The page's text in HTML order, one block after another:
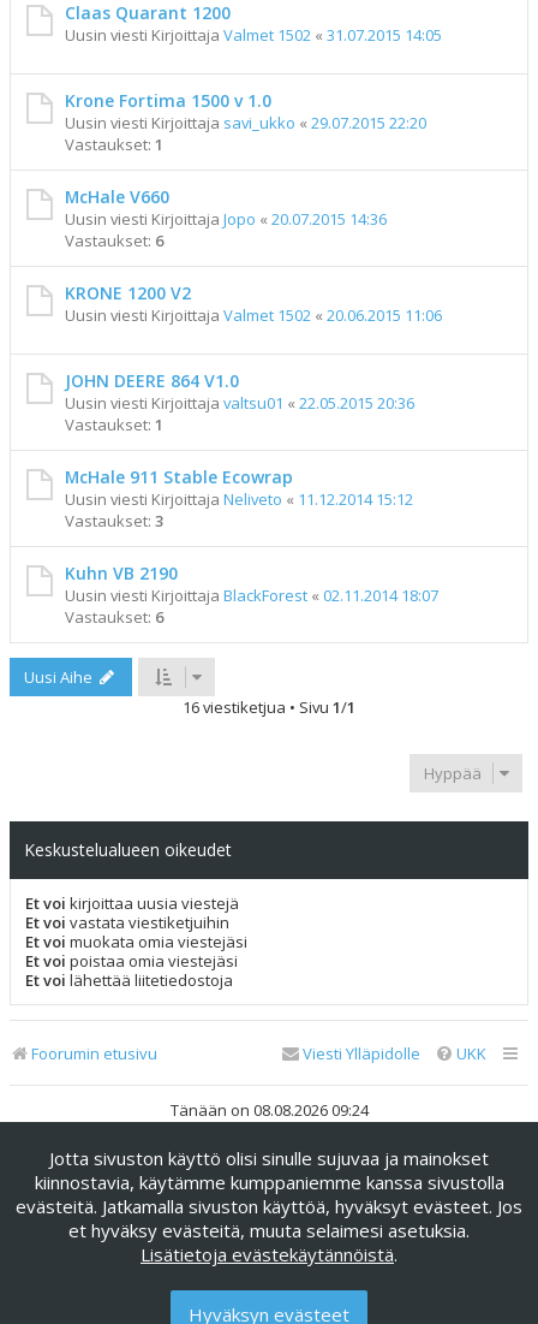
Claas Quarant 1200
Uusin viesti Kirjoittaja Valmet 1502 « 31.07.2015 14:05
Krone Fortima 1500 v 1.0
Uusin viesti Kirjoittaja savi_ukko « 29.07.2015 22:20
Vastaukset: 1
McHale V660
Uusin viesti Kirjoittaja Jopo « 20.07.2015 14:36
Vastaukset: 6
KRONE 1200 V2
Uusin viesti Kirjoittaja Valmet 1502 « 20.06.2015 11:06
JOHN DEERE 864 V1.0
Uusin viesti Kirjoittaja valtsu01 « 22.05.2015 20:36
Vastaukset: 1
McHale 911 Stable Ecowrap
Uusin viesti Kirjoittaja Neliveto « 11.12.2014 15:12
Vastaukset: 3
Kuhn VB 2190
Uusin viesti Kirjoittaja BlackForest « 02.11.2014 18:07
Vastaukset: 6
Uusi Aihe
16 viestiketjua • Sivu 1/1
Hyppää
Keskustelualueen oikeudet
Et voi kirjoittaa uusia viestejä
Et voi vastata viestiketjuihin
Et voi muokata omia viestejäsi
Et voi poistaa omia viestejäsi
Et voi lähettää liitetiedostoja
Foorumin etusivu UKK
Viesti Ylläpidolle
Tänään on 08.08.2026 09:24
Keskustelufoorumin ohjelmistophpBB® Forum Software ©
phpBB Limited
Käännös: phpBB Suomi (lurttinen, harritapio, Pettis)
phpBB Metro Theme byPixelGoose Studio
Yksityisyys|Ehdot
Jotta sivuston käyttö olisi sinulle sujuvaa ja mainokset
kiinnostavia, käytämme kumppaniemme kanssa sivustolla
evästeitä. Jatkamalla sivuston käyttöä, hyväksyt evästeet. Jos
et hyväksy evästeitä, muuta selaimesi asetuksia.
Lisätietoja evästekäytännöistä.
Hyväksyn evästeet